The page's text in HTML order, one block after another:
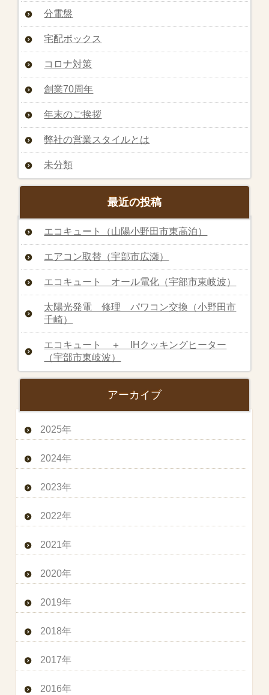
分電盤
宅配ボックス
コロナ対策
創業70周年
年末のご挨拶
弊社の営業スタイルとは
未分類
最近の投稿
エコキュート（山陽小野田市東高泊）
エアコン取替（宇部市広瀬）
エコキュート オール電化（宇部市東岐波）
太陽光発電 修理 パワコン交換（小野田市
千崎）
エコキュート ＋ IHクッキングヒーター
（宇部市東岐波）
アーカイブ
2025年
2024年
2023年
2022年
2021年
2020年
2019年
2018年
2017年
2016年